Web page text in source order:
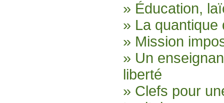
» Éducation,
» La quantique
» Mission
» Un
liberté
» Clefs pour